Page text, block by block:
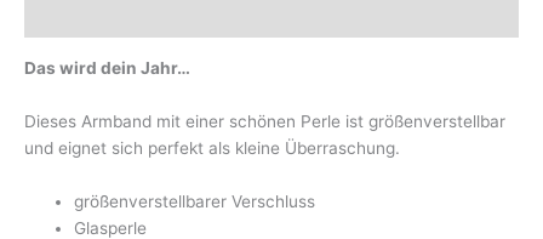
Das wird dein Jahr…
Dieses Armband mit einer schönen Perle ist größenverstellbar
und eignet sich perfekt als kleine Überraschung.
größenverstellbarer Verschluss
Glasperle